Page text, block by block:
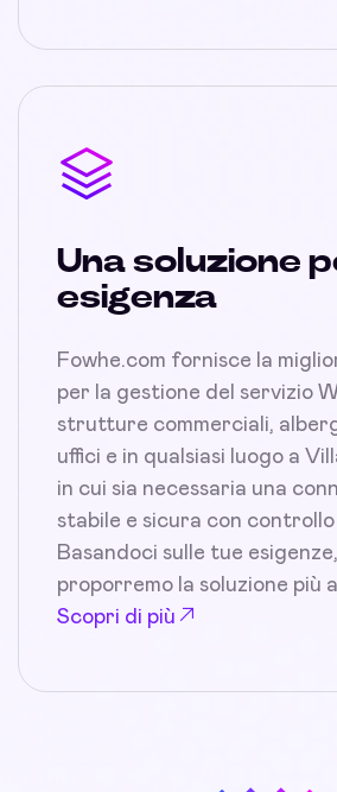
Una soluzione
esigenza
Fowhe.com fornisce la
per la gestione del servizio
strutture commerciali,
uffici e in qualsiasi luogo a
in cui sia necessaria una
stabile e sicura con
Basandoci sulle tue
proporremo la soluzione più
Scopri di più